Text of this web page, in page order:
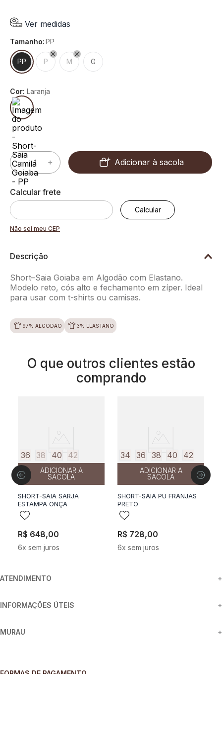
Ver medidas
tamanho:PP
PP P M G
Cor: Laranja
＋
－ Adicionar à sacola
Não sei meu CEP
Descrição
Short–Saia Goiaba em Algodão com Elastano.
Modelo reto, cós alto e fechamento em zíper. Ideal
para usar com t-shirts ou camisas.
97% ALGODÃO 3% ELASTANO
O que outros clientes estão
comprando
36 38 40 42
ADICIONAR A
SACOLA
SHORT-SAIA SARJA
ESTAMPA ONÇA
R$ 648,00
6x sem juros
34 36 38 40 42
ADICIONAR A
SACOLA
SHORT-SAIA PU FRANJAS
PRETO
R$ 728,00
6x sem juros
ATENDIMENTO +
INFORMAÇÕES ÚTEIS +
MURAU +
FORMAS DE PAGAMENTO